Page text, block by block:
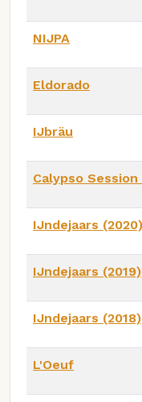
NIJPA
Eldorado
IJbräu
Calypso Session
IJndejaars (2020)
IJndejaars (2019)
IJndejaars (2018)
L'Oeuf